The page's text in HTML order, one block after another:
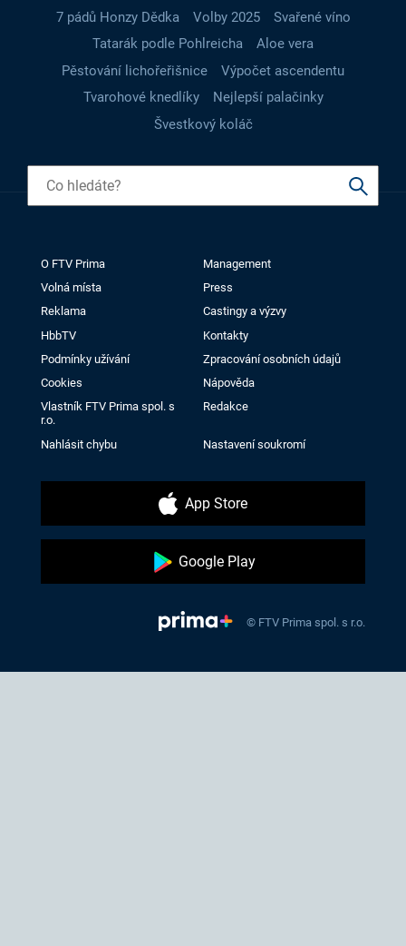
7 pádů Honzy Dědka
Volby 2025
Svařené víno
Tatarák podle Pohlreicha
Aloe vera
Pěstování lichořeřišnice
Výpočet ascendentu
Tvarohové knedlíky
Nejlepší palačinky
Švestkový koláč
O FTV Prima
Management
Volná místa
Press
Reklama
Castingy a výzvy
HbbTV
Kontakty
Podmínky užívání
Zpracování osobních údajů
Cookies
Nápověda
Vlastník FTV Prima spol. s
r.o.
Redakce
Nahlásit chybu Nastavení soukromí
App Store
Google Play
© FTV Prima spol. s r.o.